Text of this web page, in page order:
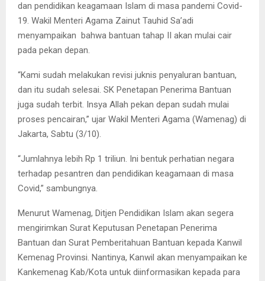
dan pendidikan keagamaan Islam di masa pandemi Covid-
19. Wakil Menteri Agama Zainut Tauhid Sa’adi
menyampaikan bahwa bantuan tahap II akan mulai cair
pada pekan depan.
“Kami sudah melakukan revisi juknis penyaluran bantuan,
dan itu sudah selesai. SK Penetapan Penerima Bantuan
juga sudah terbit. Insya Allah pekan depan sudah mulai
proses pencairan,” ujar Wakil Menteri Agama (Wamenag) di
Jakarta, Sabtu (3/10).
“Jumlahnya lebih Rp 1 triliun. Ini bentuk perhatian negara
terhadap pesantren dan pendidikan keagamaan di masa
Covid,” sambungnya.
Menurut Wamenag, Ditjen Pendidikan Islam akan segera
mengirimkan Surat Keputusan Penetapan Penerima
Bantuan dan Surat Pemberitahuan Bantuan kepada Kanwil
Kemenag Provinsi. Nantinya, Kanwil akan menyampaikan ke
Kankemenag Kab/Kota untuk diinformasikan kepada para